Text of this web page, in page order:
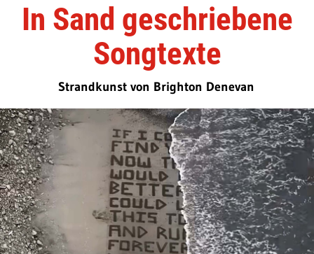
In Sand geschriebene
Songtexte
Strandkunst von Brighton Denevan